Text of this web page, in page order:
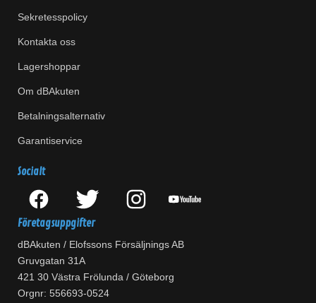
Sekretesspolicy
Kontakta oss
Lagershoppar
Om dBAkuten
Betalningsalternativ
Garantiservice
Socialt
Företagsuppgifter
dBAkuten / Elofssons Försäljnings AB
Gruvgatan 31A
421 30 Västra Frölunda / Göteborg
Orgnr: 556693-0524